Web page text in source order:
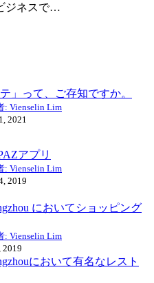
ジネスで…
テ」って、ご存知ですか。
: Vienselin Lim
2021
アプリ
: Vienselin Lim
2019
においてショッピング
: Vienselin Lim
2019
において有名なレスト